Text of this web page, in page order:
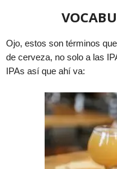
Ojo, estos son términos
de cerveza, no solo a las
IPAs así que ahí va: